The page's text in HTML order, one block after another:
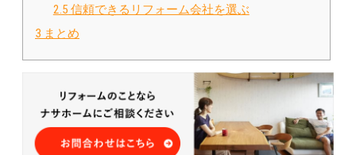
2.5 信頼できるリフォーム会社を選ぶ
3 まとめ